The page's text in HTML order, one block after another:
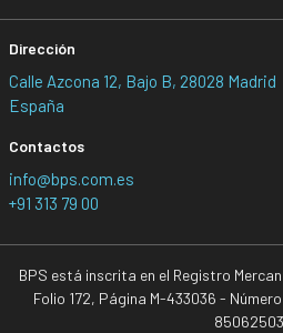
Dirección
Calle Azcona 12, Bajo B, 28028 Madrid
España
Contactos
info@bps.com.es
+91 313 79 00
BPS está inscrita en el Registro
Folio 172, Página M-433036 -
85062503